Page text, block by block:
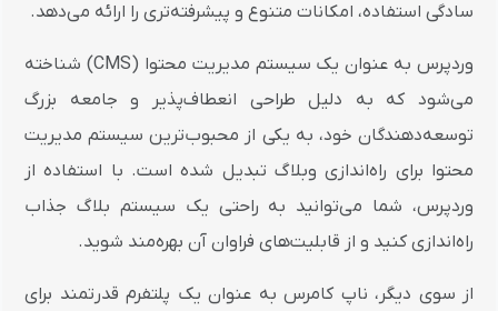
سادگی استفاده، امکانات متنوع و پیشرفته‌تری را ارائه می‌دهد.
وردپرس به عنوان یک سیستم مدیریت محتوا (CMS) شناخته
می‌شود که به دلیل طراحی انعطاف‌پذیر و جامعه بزرگ
توسعه‌دهندگان خود، به یکی از محبوب‌ترین سیستم مدیریت
محتوا برای راه‌اندازی وبلاگ‌ تبدیل شده است. با استفاده از
وردپرس، شما می‌توانید به راحتی یک سیستم بلاگ جذاب
راه‌اندازی کنید و از قابلیت‌های فراوان آن بهره‌مند شوید.
از سوی دیگر، ناپ کامرس به عنوان یک پلتفرم قدرتمند برای